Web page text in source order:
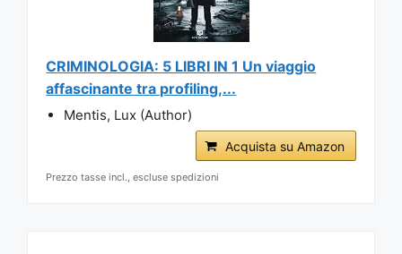
CRIMINOLOGIA: 5 LIBRI IN 1 Un viaggio
affascinante tra profiling,...
Mentis, Lux (Author)
Acquista su Amazon
Prezzo tasse incl., escluse spedizioni